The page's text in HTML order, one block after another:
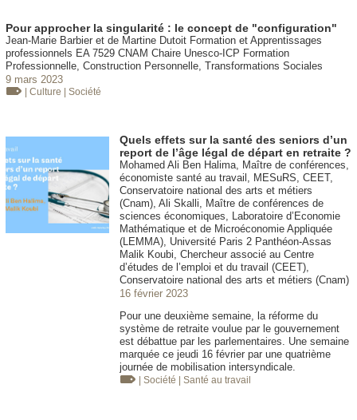
Pour approcher la singularité : le concept de "configuration"
Jean-Marie Barbier et de Martine Dutoit Formation et Apprentissages
professionnels EA 7529 CNAM Chaire Unesco-ICP Formation
Professionnelle, Construction Personnelle, Transformations Sociales
9 mars 2023
| Culture | Société
Quels effets sur la santé des seniors d’un
report de l’âge légal de départ en retraite ?
Mohamed Ali Ben Halima, Maître de conférences,
économiste santé au travail, MESuRS, CEET,
Conservatoire national des arts et métiers
(Cnam), Ali Skalli, Maître de conférences de
sciences économiques, Laboratoire d’Economie
Mathématique et de Microéconomie Appliquée
(LEMMA), Université Paris 2 Panthéon-Assas
Malik Koubi, Chercheur associé au Centre
d’études de l’emploi et du travail (CEET),
Conservatoire national des arts et métiers (Cnam)
16 février 2023
Pour une deuxième semaine, la réforme du
système de retraite voulue par le gouvernement
est débattue par les parlementaires. Une semaine
marquée ce jeudi 16 février par une quatrième
journée de mobilisation intersyndicale.
| Société | Santé au travail